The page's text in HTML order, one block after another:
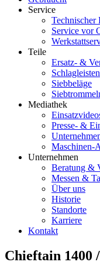
Service
Technischer
Service vor
Teile
Ersatz- &
Schlagleisten
Siebbeläge
Mediathek
Presse- &
Maschinen-
Unternehmen
Beratung &
Messen &
Über uns
Historie
Standorte
Karriere
Kontakt
Chieftain 1400